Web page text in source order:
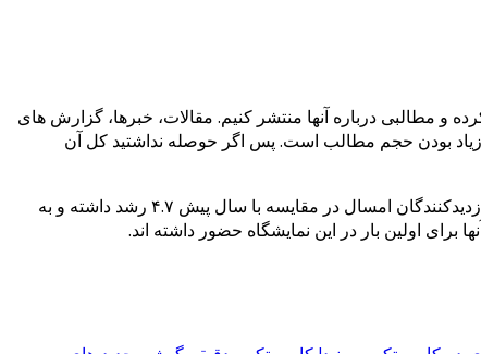
پیدا کرده و مطالبی درباره آنها منتشر کنیم. مقالات، خبرها، گزارش های
زیاد بودن حجم مطالب است. پس اگر حوصله نداشتید کل آن
کامپیوتکس امسال بیشتر روی چهار حوزه تمرکز داشت: بازی، استارت آپ ها و نو آوری، راه حل های تجاری و Internet of Things. تعداد بازدیدکنندگان امسال در مقایسه با سال پیش ۴.۷ رشد داشته و به